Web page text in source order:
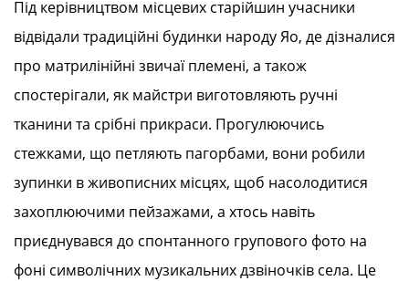
Під керівництвом місцевих старійшин учасники
відвідали традиційні будинки народу Яо, де дізналися
про матрилінійні звичаї племені, а також
спостерігали, як майстри виготовляють ручні
тканини та срібні прикраси. Прогулюючись
стежками, що петляють пагорбами, вони робили
зупинки в живописних місцях, щоб насолодитися
захоплюючими пейзажами, а хтось навіть
приєднувався до спонтанного групового фото на
фоні символічних музикальних дзвіночків села. Це